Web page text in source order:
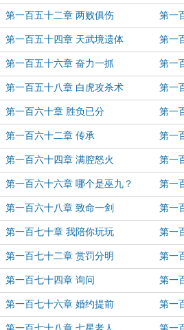
第一百五十二章 两败俱伤 第一
第一百五十四章 天武境遗体 第一
第一百五十六章 奋力一抓 第一
第一百五十八章 白虎攻杀术 第一
第一百六十章 胜负已分 第一
第一百六十二章 传承 第一
第一百六十四章 满腔怒火 第一
第一百六十六章 哪个是巫九？ 第一
第一百六十八章 致命一剑 第一
第一百七十章 我陪你玩玩 第一
第一百七十二章 赏罚分明 第一
第一百七十四章 询问 第一
第一百七十六章 婚约提前 第一